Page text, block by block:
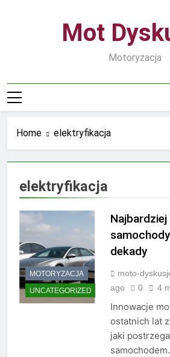
Mot
Motoryzacja
Home elektryfikacja
elektryfikacja
MOTORYZACJA
UNCATEGORIZED
dekady
moto-
ago
0 4
Innowacje
ostatnich lat
jaki